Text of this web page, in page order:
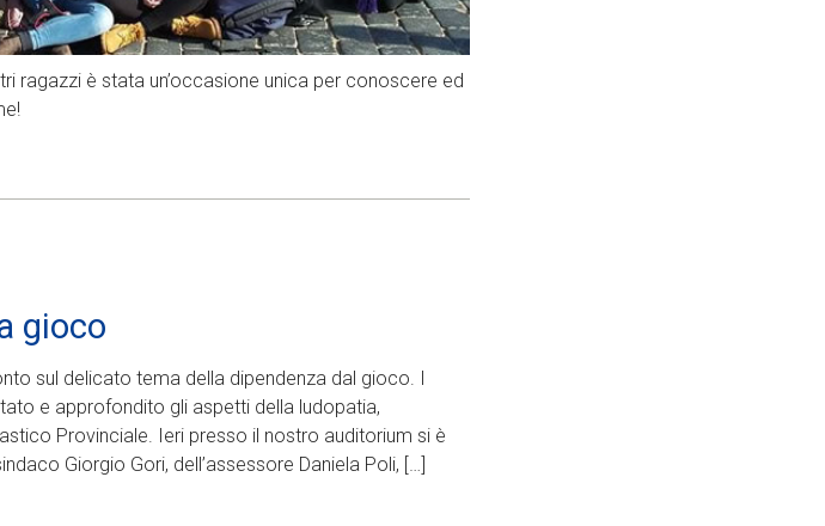
ragazzi è stata un’occasione unica per conoscere ed
gioco
sul delicato tema della dipendenza dal gioco. I
e approfondito gli aspetti della ludopatia,
Provinciale. Ieri presso il nostro auditorium si è
Giorgio Gori, dell’assessore Daniela Poli, […]